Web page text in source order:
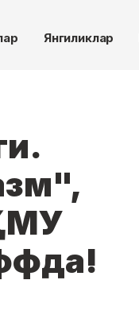
Янгиликлар